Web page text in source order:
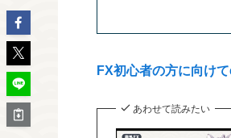
FX初心者の方に向け
あわせて読みたい